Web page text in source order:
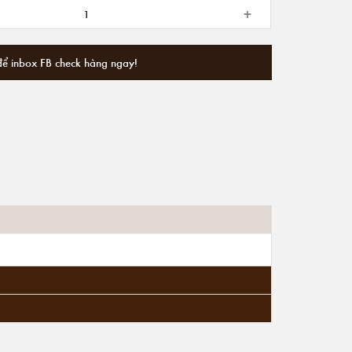
+
inbox FB check hàng ngay!